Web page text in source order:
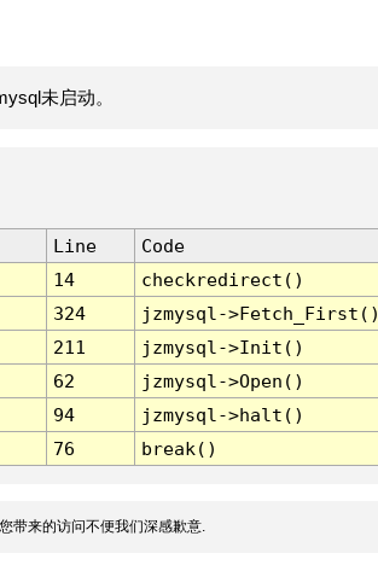
未启动。
Line
Code
14
checkredirect()
324
jzmysql-
211
jzmysql->Init()
62
jzmysql->Open()
94
jzmysql->halt()
76 break()
带来的访问不便我们深感歉意.